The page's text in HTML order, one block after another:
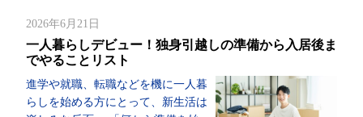
2026年6月21日
一人暮らしデビュー！独身引越しの準備から入居後ま
でやることリスト
進学や就職、転職などを機に一人暮
らしを始める方にとって、新生活は